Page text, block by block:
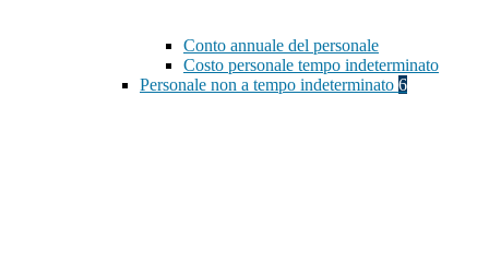
Conto annuale del personale
Costo personale tempo indeterminato
Personale non a tempo indeterminato 6